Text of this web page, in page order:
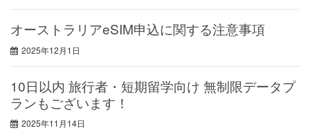
オーストラリアeSIM申込に関する注意事項
2025年12月1日
10日以内 旅行者・短期留学向け 無制限データプ
ランもございます！
2025年11月14日